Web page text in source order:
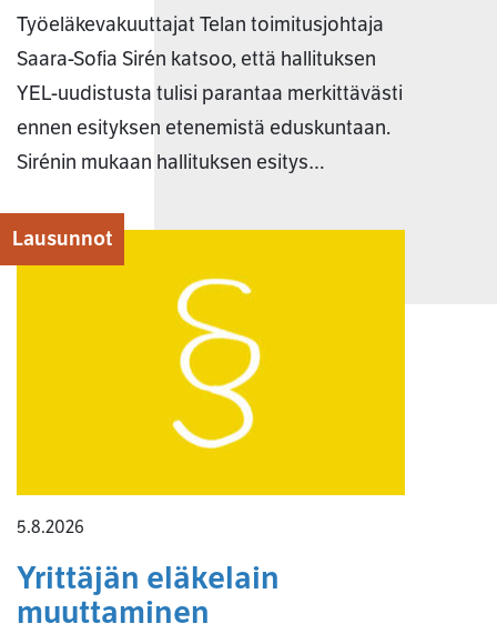
Työeläkevakuuttajat Telan toimitusjohtaja
Saara-Sofia Sirén katsoo, että hallituksen
YEL-uudistusta tulisi parantaa merkittävästi
ennen esityksen etenemistä eduskuntaan.
Sirénin mukaan hallituksen esitys…
Lausunnot
5.8.2026
Yrittäjän eläkelain
muuttaminen